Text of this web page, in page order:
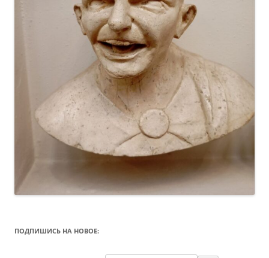
ПОДПИШИСЬ НА НОВОЕ: